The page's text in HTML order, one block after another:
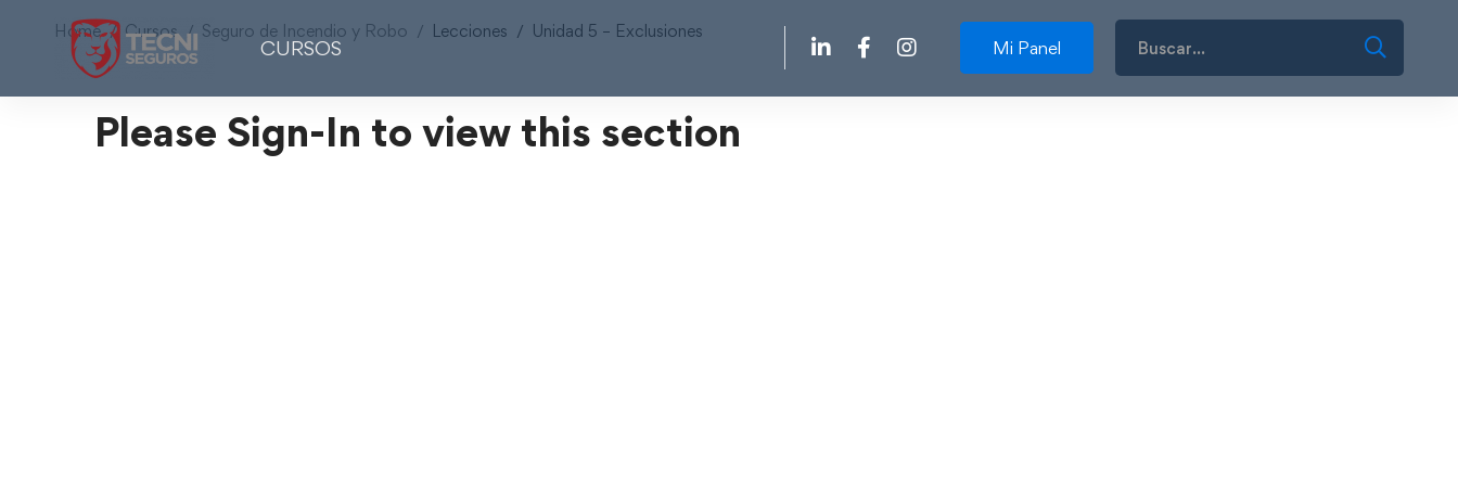
CURSOS Mi Panel
Home Cursos Seguro de Incendio y Robo Lecciones Unidad 5 – Exclusiones
Please Sign-In to view this section